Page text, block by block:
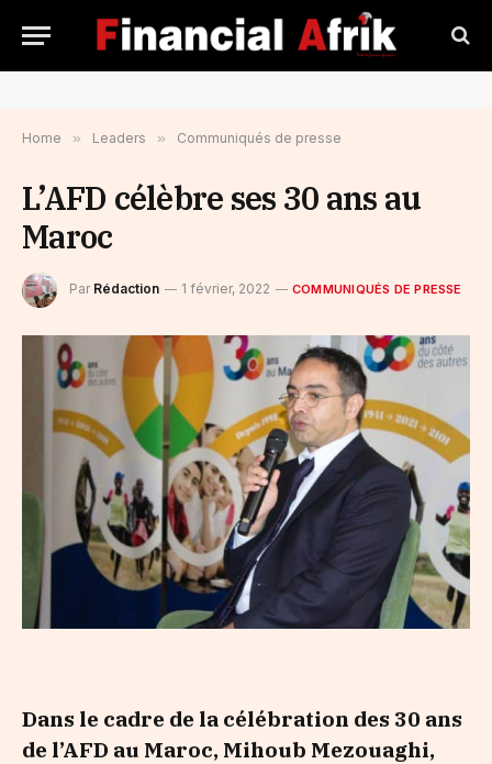
Home » Leaders » Communiqués de presse
L’AFD célèbre ses 30 ans au
Maroc
Par Rédaction 1 février, 2022 COMMUNIQUÉS DE PRESSE
Dans le cadre de la célébration des 30 ans
de l’AFD au Maroc, Mihoub Mezouaghi,